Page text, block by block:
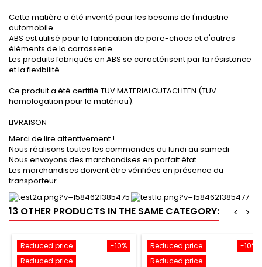
Cette matière a été inventé pour les besoins de l'industrie
automobile.
ABS est utilisé pour la fabrication de pare-chocs et d'autres
éléments de la carrosserie.
Les produits fabriqués en ABS se caractérisent par la résistance
et la flexibilité.
Ce produit a été certifié TUV MATERIALGUTACHTEN (TUV
homologation pour le matériau).
LIVRAISON
Merci de lire attentivement !
Nous réalisons toutes les commandes du lundi au samedi
Nous envoyons des marchandises en parfait état
Les marchandises doivent être vérifiées en présence du
transporteur
13 OTHER PRODUCTS IN THE SAME CATEGORY: >
<
-10%
Reduced price
Reduced price
-10%
Reduced price
Reduced price